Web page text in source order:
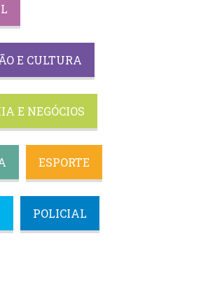
POLICIAL
ESPORTE
E NEGÓCIOS
E CULTURA